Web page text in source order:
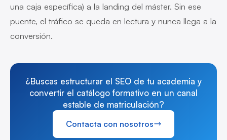
una caja específica) a la landing del máster. Sin ese
puente, el tráfico se queda en lectura y nunca llega a la
conversión.
¿Buscas estructurar el SEO de tu academia y
convertir el catálogo formativo en un canal
estable de matriculación?
Contacta con nosotros